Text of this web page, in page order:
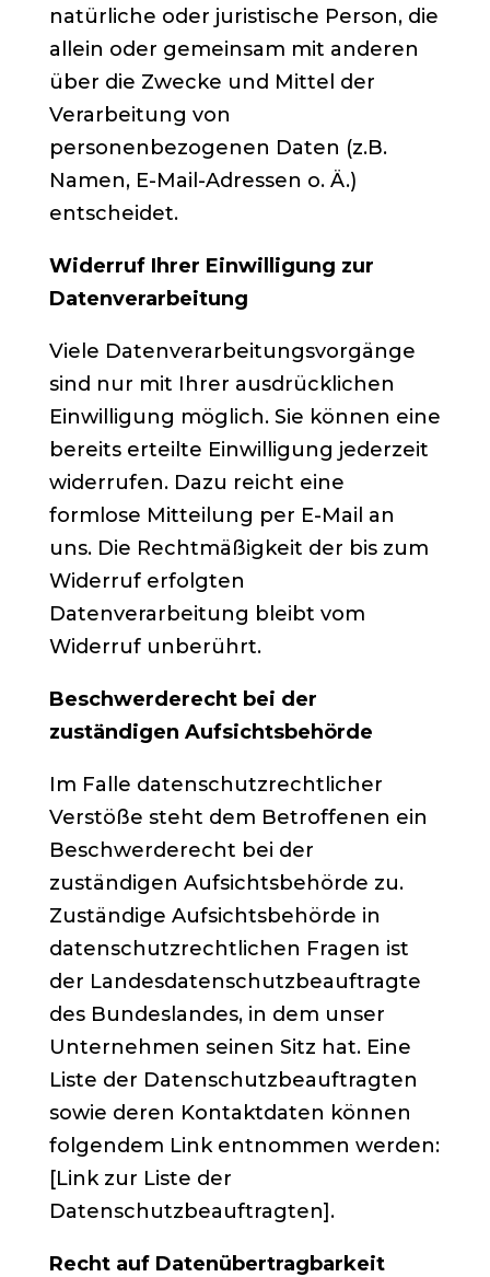
natürliche oder juristische Person, die
allein oder gemeinsam mit anderen
über die Zwecke und Mittel der
Verarbeitung von
personenbezogenen Daten (z.B.
Namen, E-Mail-Adressen o. Ä.)
entscheidet.
Widerruf Ihrer Einwilligung zur
Datenverarbeitung
Viele Datenverarbeitungsvorgänge
sind nur mit Ihrer ausdrücklichen
Einwilligung möglich. Sie können eine
bereits erteilte Einwilligung jederzeit
widerrufen. Dazu reicht eine
formlose Mitteilung per E-Mail an
uns. Die Rechtmäßigkeit der bis zum
Widerruf erfolgten
Datenverarbeitung bleibt vom
Widerruf unberührt.
Beschwerderecht bei der
zuständigen Aufsichtsbehörde
Im Falle datenschutzrechtlicher
Verstöße steht dem Betroffenen ein
Beschwerderecht bei der
zuständigen Aufsichtsbehörde zu.
Zuständige Aufsichtsbehörde in
datenschutzrechtlichen Fragen ist
der Landesdatenschutzbeauftragte
des Bundeslandes, in dem unser
Unternehmen seinen Sitz hat. Eine
Liste der Datenschutzbeauftragten
sowie deren Kontaktdaten können
folgendem Link entnommen werden:
[Link zur Liste der
Datenschutzbeauftragten].
Recht auf Datenübertragbarkeit